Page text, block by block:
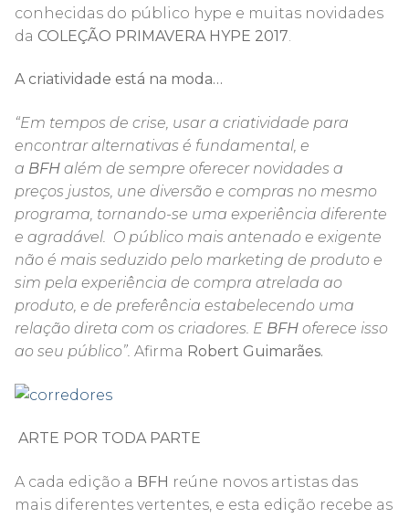
conhecidas do público hype e muitas novidades
da COLEÇÃO PRIMAVERA HYPE 2017.
A criatividade está na moda…
“Em tempos de crise, usar a criatividade para
encontrar alternativas é fundamental, e
a BFH além de sempre oferecer novidades a
preços justos, une diversão e compras no mesmo
programa, tornando-se uma experiência diferente
e agradável. O público mais antenado e exigente
não é mais seduzido pelo marketing de produto e
sim pela experiência de compra atrelada ao
produto, e de preferência estabelecendo uma
relação direta com os criadores. E BFH oferece isso
ao seu público”. Afirma Robert Guimarães.
ARTE POR TODA PARTE
A cada edição a BFH reúne novos artistas das
mais diferentes vertentes, e esta edição recebe as